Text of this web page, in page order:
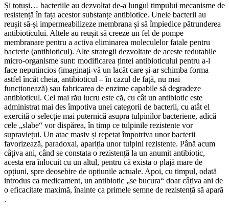
Și totuși… bacteriile au dezvoltat de-a lungul timpului mecanisme de
resistență în fața acestor substanțe antibiotice. Unele bacterii au
reușit să-și impermeabilizeze membrana și să împiedice pătrunderea
antibioticului. Altele au reușit să creeze un fel de pompe
membranare pentru a activa eliminarea moleculelor fatale pentru
bacterie (antibioticul). Alte strategii dezvoltate de aceste redutabile
micro-organisme sunt: modificarea țintei antibioticului pentru a-l
face neputincios (imaginați-vă un lacăt care și-ar schimba forma
astfel încât cheia, antibioticul – în cazul de față, nu mai
funcționează) sau fabricarea de enzime capabile să degradeze
antibioticul. Cel mai rău lucru este că, cu cât un antibiotic este
administrat mai des împotiva unei categorii de bacterii, cu atât el
exercită o selecție mai puternică asupra tulpinilor bacteriene, adică
cele „slabe“ vor dispărea, în timp ce tulpinile rezistente vor
supraviețui. Un atac masiv și repetat împotriva unor bacterii
favorizează, paradoxal, apariția unor tulpini rezistente. Până acum
câțiva ani, când se constata o rezistență la un anumit antibiotic,
acesta era înlocuit cu un altul, pentru că exista o plajă mare de
opțiuni, spre deosebire de opțiunile actuale. Apoi, cu timpul, odată
introdus ca medicament, un antibiotic „se bucura“ doar câțiva ani de
o eficacitate maximă, înainte ca primele semne de rezistență să apară
.